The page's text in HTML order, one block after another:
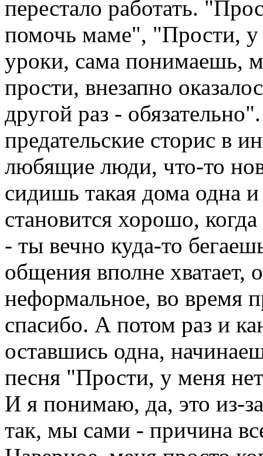
перестало работать.
помочь маме", "Прости,
уроки, сама понимаешь,
прости, внезапно
другой раз -
предательские сторис в
любящие люди, что-то
сидишь такая дома одна
становится хорошо,
- ты вечно куда-то
общения вполне хватает,
неформальное, во время
спасибо. А потом раз и
оставшись одна,
песня "Прости, у меня
И я понимаю, да, это из-
так, мы сами - причина